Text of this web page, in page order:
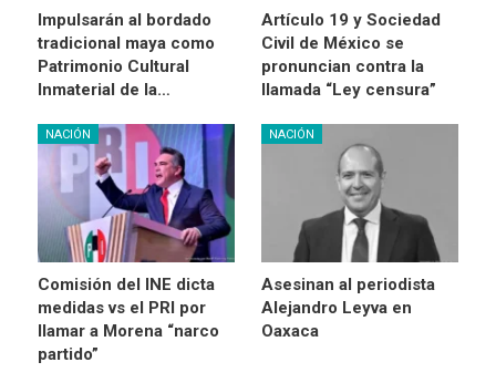
Impulsarán al bordado
tradicional maya como
Patrimonio Cultural
Inmaterial de la…
Artículo 19 y Sociedad
Civil de México se
pronuncian contra la
llamada “Ley censura”
NACIÓN
Comisión del INE dicta
medidas vs el PRI por
llamar a Morena “narco
partido”
NACIÓN
Asesinan al periodista
Alejandro Leyva en
Oaxaca